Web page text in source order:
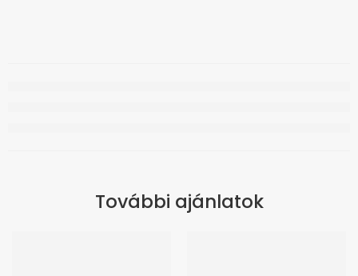
További ajánlatok